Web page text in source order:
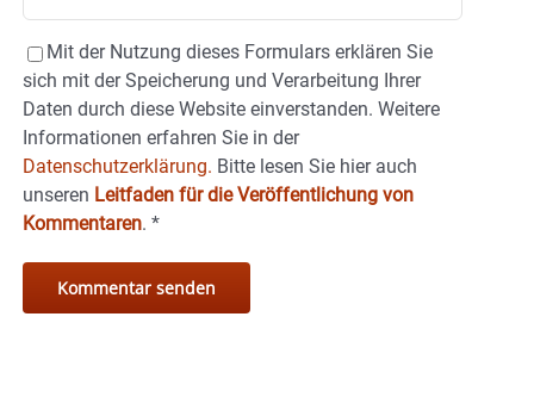
Mit der Nutzung dieses Formulars erklären Sie
sich mit der Speicherung und Verarbeitung Ihrer
Daten durch diese Website einverstanden. Weitere
Informationen erfahren Sie in der
Datenschutzerklärung. Bitte lesen Sie hier auch
unseren Leitfaden für die Veröffentlichung von
Kommentaren. *